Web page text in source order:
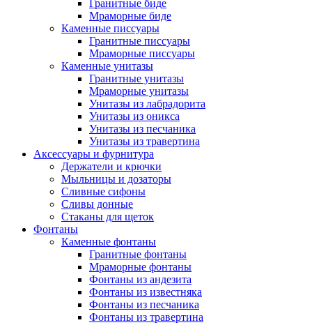
Гранитные биде
Мраморные биде
Каменные писсуары
Гранитные писсуары
Мраморные писсуары
Каменные унитазы
Гранитные унитазы
Мраморные унитазы
Унитазы из лабрадорита
Унитазы из оникса
Унитазы из песчаника
Унитазы из травертина
Аксессуары и фурнитура
Держатели и крючки
Мыльницы и дозаторы
Сливные сифоны
Сливы донные
Стаканы для щеток
Фонтаны
Каменные фонтаны
Гранитные фонтаны
Мраморные фонтаны
Фонтаны из андезита
Фонтаны из известняка
Фонтаны из песчаника
Фонтаны из травертина